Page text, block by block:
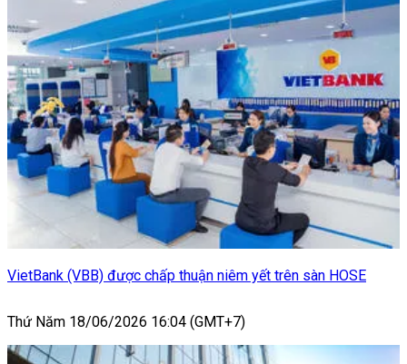
VietBank (VBB) được chấp thuận niêm yết trên sàn HOSE
Thứ Năm 18/06/2026 16:04 (GMT+7)